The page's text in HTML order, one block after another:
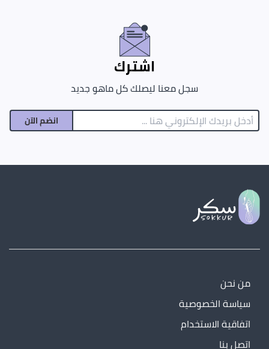
اشترك
سجل معنا ليصلك كل ماهو جديد
انضم الآن
من نحن
سياسة الخصوصية
اتفاقية الاستخدام
اتصل بنا